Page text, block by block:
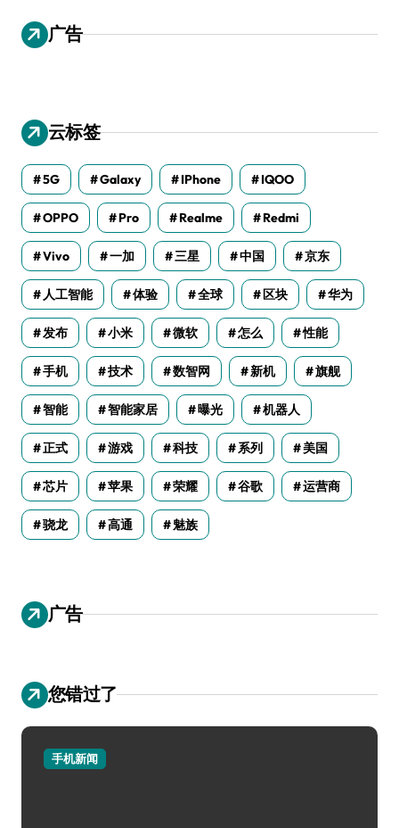
广告
云标签
5G Galaxy IPhone IQOO
OPPO Pro Realme Redmi
Vivo 一加 三星 中国 京东
人工智能 体验 全球 区块 华为
发布 小米 微软 怎么 性能
手机 技术 数智网 新机 旗舰
智能 智能家居 曝光 机器人
正式 游戏 科技 系列 美国
芯片 苹果 荣耀 谷歌 运营商
骁龙 高通 魅族
广告
您错过了
手机新闻